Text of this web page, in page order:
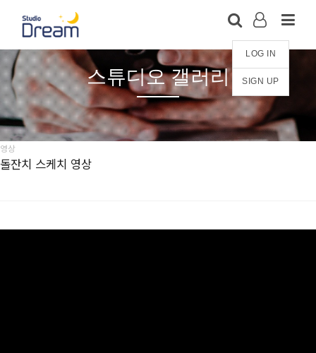
LOG IN
SIGN UP
스튜디오 갤러리
영상
돌잔치 스케치 영상